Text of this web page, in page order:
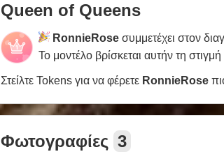
Queen of Queens
RonnieRose συμμετέχει στον
Το μοντέλο βρίσκεται αυτήν τη
Στείλτε Tokens για να φέρετε RonnieRose
Φωτογραφίες 3